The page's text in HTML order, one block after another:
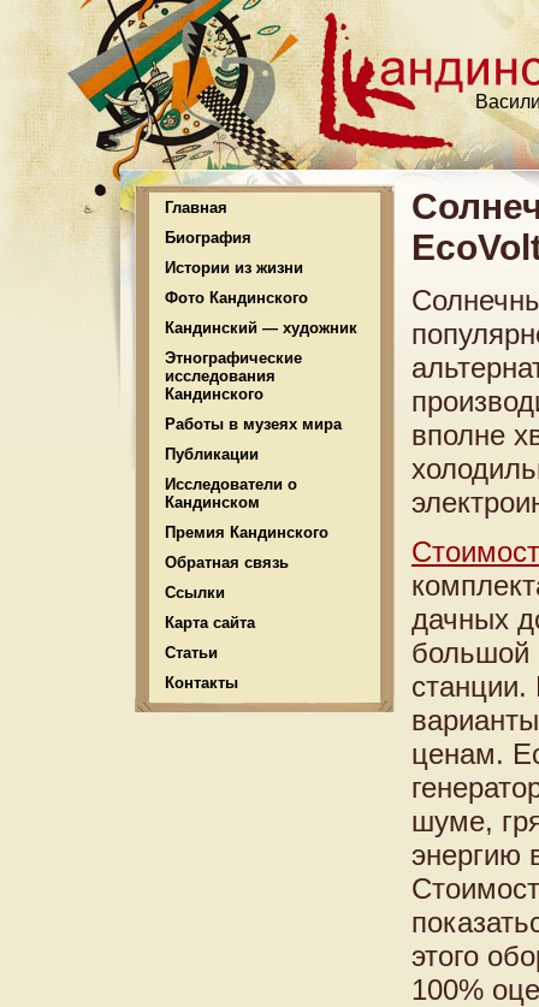
Главная
Биография
Истории из жизни
Фото Кандинского
Кандинский — художник
Этнографические
исследования
Кандинского
Работы в музеях мира
Публикации
Исследователи о
Кандинском
Премия Кандинского
Обратная связь
Ссылки
Карта сайта
Статьи
Контакты
вполне
дачных
большой
ценам.
шуме,
энергию
этого
100%